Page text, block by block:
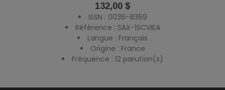
Prix
132,00 $
ISSN : 0036-8369
Référence : SAX-1SCVIEA
Langue : Français
Origine : France
Fréquence : 12 parution(s)